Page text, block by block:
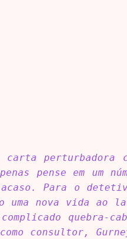
carta perturbadora
pense em um
Para o
uma nova vida ao
complicado quebra-
consultor,